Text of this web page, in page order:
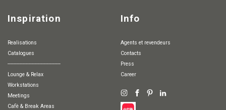
Inspiration
Realisations
Catalogues
-----------------------------------
Lounge & Relax
Workstations
Meetings
Cafè & Break Areas
Info
agents et revendeurs
Contacts
Press
Career